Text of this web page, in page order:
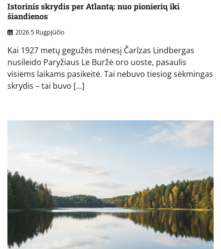
Istorinis skrydis per Atlantą: nuo pionierių iki
šiandienos
2026 5 Rugpjūčio
Kai 1927 metų gegužės mėnesį Čarlzas Lindbergas
nusileido Paryžiaus Le Buržė oro uoste, pasaulis
visiems laikams pasikeitė. Tai nebuvo tiesiog sėkmingas
skrydis – tai buvo […]